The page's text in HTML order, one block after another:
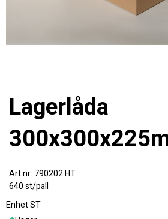
Lagerlåda
790202 HT
640 st/pall
EnhetST